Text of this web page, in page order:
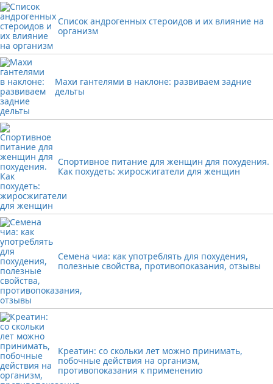
Список андрогенных стероидов и их влияние на
организм
Махи гантелями в наклоне: развиваем задние
дельты
Спортивное питание для женщин для похудения.
Как похудеть: жиросжигатели для женщин
Семена чиа: как употреблять для похудения,
полезные свойства, противопоказания, отзывы
Креатин: со скольки лет можно принимать,
побочные действия на организм,
противопоказания к применению